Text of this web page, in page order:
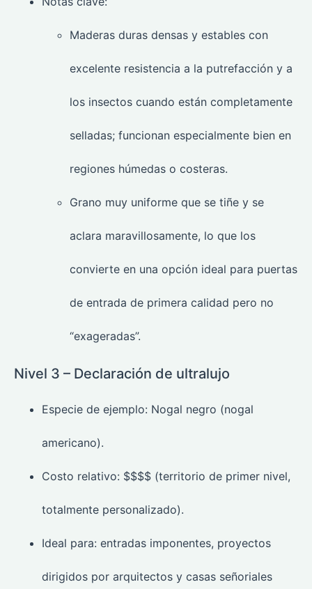
Maderas duras densas y estables con
excelente resistencia a la putrefacción y a
los insectos cuando están completamente
selladas; funcionan especialmente bien en
regiones húmedas o costeras.
Grano muy uniforme que se tiñe y se
aclara maravillosamente, lo que los
convierte en una opción ideal para puertas
de entrada de primera calidad pero no
“exageradas”.
Nivel 3 – Declaración de ultralujo
Especie de ejemplo: Nogal negro (nogal
americano).
Costo relativo: $$$$ (territorio de primer nivel,
totalmente personalizado).
Ideal para: entradas imponentes, proyectos
dirigidos por arquitectos y casas señoriales